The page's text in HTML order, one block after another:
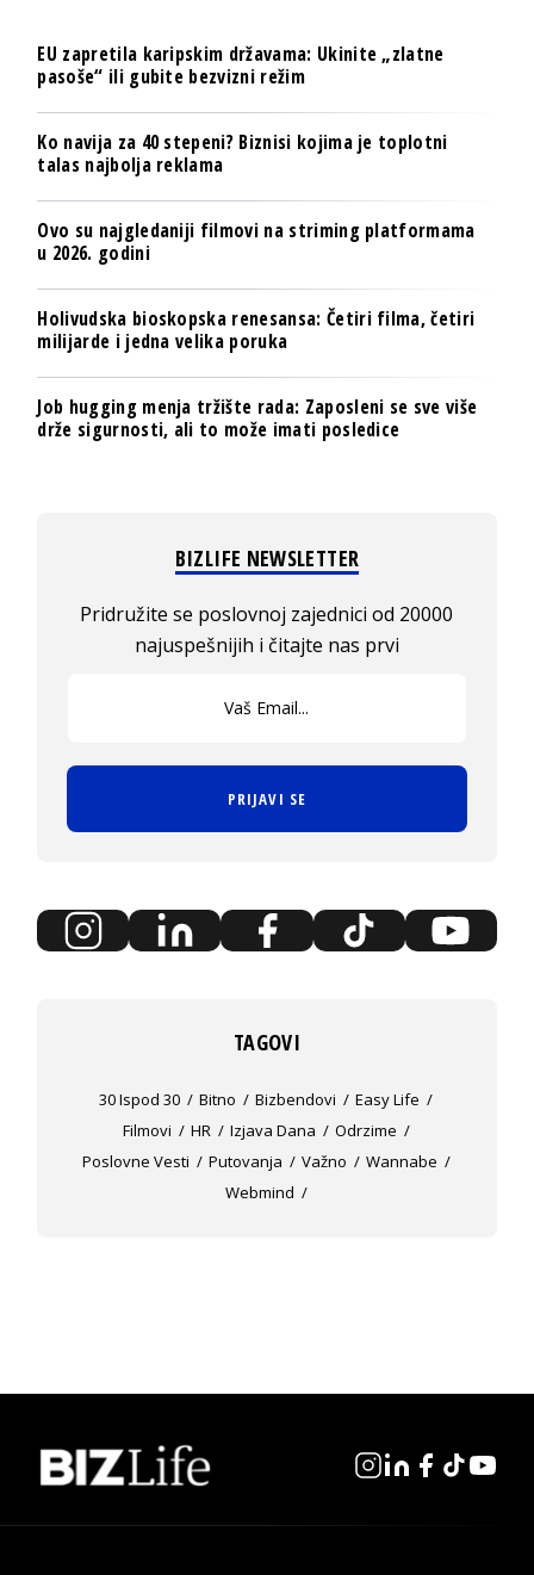
EU zapretila karipskim državama: Ukinite „zlatne
pasoše“ ili gubite bezvizni režim
Ko navija za 40 stepeni? Biznisi kojima je toplotni
talas najbolja reklama
Ovo su najgledaniji filmovi na striming platformama
u 2026. godini
Holivudska bioskopska renesansa: Četiri filma, četiri
milijarde i jedna velika poruka
Job hugging menja tržište rada: Zaposleni se sve više
drže sigurnosti, ali to može imati posledice
BIZLIFE NEWSLETTER
Pridružite se poslovnoj zajednici od 20000
najuspešnijih i čitajte nas prvi
PRIJAVI SE
TAGOVI
30 Ispod 30 Bitno Bizbendovi
Easy Life
Filmovi
HR Izjava Dana
Odrzime
Poslovne Vesti
Putovanja Važno
Wannabe
Webmind